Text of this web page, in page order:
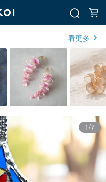
看更多
1/7